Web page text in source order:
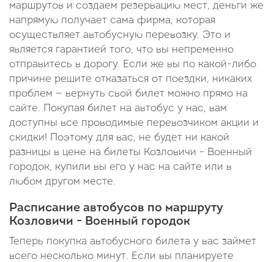
маршрутов и создаем резервацию мест, деньги же
напрямую получает сама фирма, которая
осуществляет автобусную перевозку. Это и
является гарантией того, что вы непременно
отправитесь в дорогу. Если же вы по какой-либо
причине решите отказаться от поездки, никаких
проблем — вернуть свой билет можно прямо на
сайте. Покупая билет на автобус у нас, вам
доступны все проводимые перевозчиком акции и
скидки! Поэтому для вас, не будет ни какой
разницы в цене на билеты Козловичи - Военный
городок, купили вы его у нас на сайте или в
любом другом месте.
Расписание автобусов по маршруту
Козловичи - Военный городок
Теперь покупка автобусного билета у вас займет
всего несколько минут. Если вы планируете